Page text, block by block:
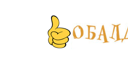
содержимому